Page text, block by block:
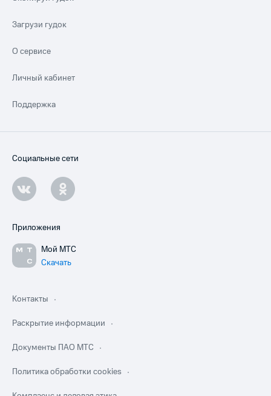
Загрузи гудок
О сервисе
Личный кабинет
Поддержка
Социальные сети
Приложения
Мой МТС
Скачать
Контакты
Раскрытие информации
Документы ПАО МТС
Политика обработки cookies